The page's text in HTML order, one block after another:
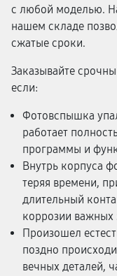
с любой моделью.
нашем складе
сжатые сроки.
Заказывайте
если:
Фотовспышка
работает
программы и
Внутрь корпуса
теряя времени,
длительный
коррозии важных
Произошел
поздно
вечных деталей,